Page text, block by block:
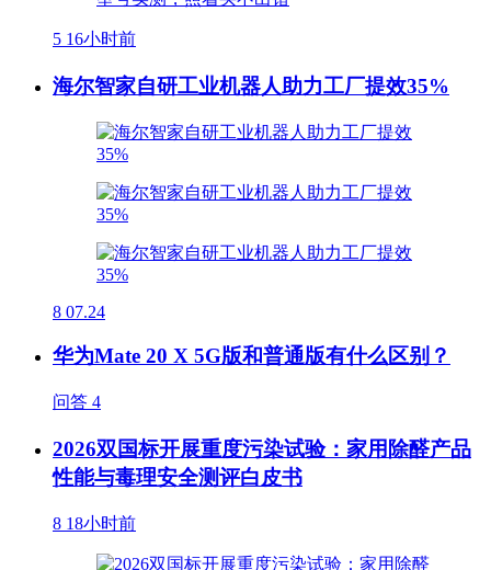
5 16小时前
海尔智家自研工业机器人助力工厂提效35%
8 07.24
华为Mate 20 X 5G版和普通版有什么区别？
问答 4
2026双国标开展重度污染试验：家用除醛产品
性能与毒理安全测评白皮书
8 18小时前